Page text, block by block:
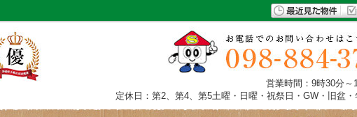
営業時間：9時30分～
定休日：第2、第4、第5土曜・日曜・祝祭日・GW・旧盆